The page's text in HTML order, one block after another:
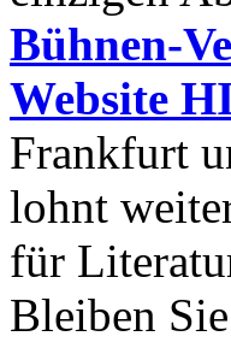
Bühnen-
Website
Frankfurt
lohnt
für
Bleiben